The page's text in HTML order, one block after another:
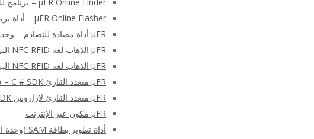
μFR Online Flasher – أداة برمجية وامضة للبرامج الثابتة ل μFR Nano Online
μFR أداة مضادة للتصادم – وحدة التحكم C
μFR الذهاب لغة NFC RFID البرمجيات
μFR الذهاب لغة NFC RFID البرمجيات
μFR متعدد القارئ C # SDK – قارئ / كاتب μFR C برنامج شارب SDK
μFR متعدد القارئ لازاروس SDK
μFR مكون عبر الإنترنت
أداة تطوير بطاقة SAM (وحدة التطبيق الآمن)